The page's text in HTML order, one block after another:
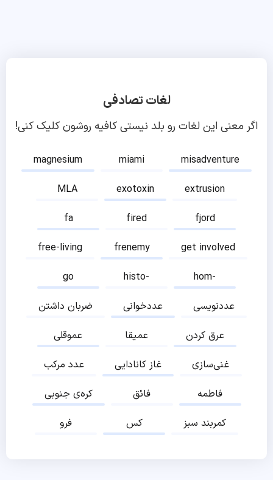
لغات تصادفی
اگر معنی این لغات رو بلد نیستی کافیه روشون کلیک کنی!
magnesium miami
misadventure
MLA
exotoxin
extrusion
fa
fired
fjord
free-living
frenemy
get involved
go
histo-
hom-
ضربان داشتن
عددخوانی
عددنویسی
عموقلی
عمیقا
عرق کردن
عدد مرکب
غاز کانادایی
غنی‌سازی
کره‌ی جنوبی
فائق
فاطمه
فرو
کس کمربند سبز